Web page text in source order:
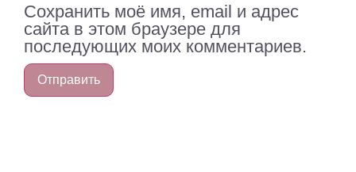
Сохранить моё имя, email и адрес
сайта в этом браузере для
последующих моих комментариев.